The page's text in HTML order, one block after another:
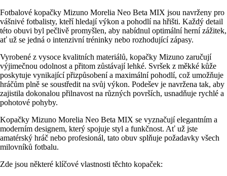
Fotbalové kopačky Mizuno Morelia Neo Beta MIX jsou navrženy pro
vášnivé fotbalisty, kteří hledají výkon a pohodlí na hřišti. Každý detail
této obuvi byl pečlivě promyšlen, aby nabídnul optimální herní zážitek,
ať už se jedná o intenzivní tréninky nebo rozhodující zápasy.
Vyrobené z vysoce kvalitních materiálů, kopačky Mizuno zaručují
výjimečnou odolnost a přitom zůstávají lehké. Svršek z měkké kůže
poskytuje vynikající přizpůsobení a maximální pohodlí, což umožňuje
hráčům plně se soustředit na svůj výkon. Podešev je navržena tak, aby
zajistila dokonalou přilnavost na různých površích, usnadňuje rychlé a
pohotové pohyby.
Kopačky Mizuno Morelia Neo Beta MIX se vyznačují elegantním a
moderním designem, který spojuje styl a funkčnost. Ať už jste
amatérský hráč nebo profesionál, tato obuv splňuje požadavky všech
milovníků fotbalu.
Zde jsou některé klíčové vlastnosti těchto kopaček: